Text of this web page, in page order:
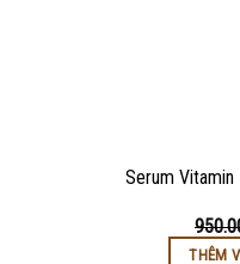
Serum Vitamin
THÊM